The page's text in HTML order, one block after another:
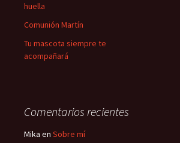
huella
Comunión Martín
Tu mascota siempre te
acompañará
Comentarios recientes
Mika en Sobre mí